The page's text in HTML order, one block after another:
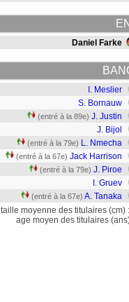
Daniel Farke
I. Meslier
S. Bornauw
(entré à la 89e) J. Justin
J. Bijol
(entré à la 79e) L. Nmecha
(entré à la 67e) Jack Harrison
(entré à la 79e) J. Piroe
I. Gruev
(entré à la 67e) A. Tanaka
taille moyenne des titulaires (cm) :
age moyen des titulaires